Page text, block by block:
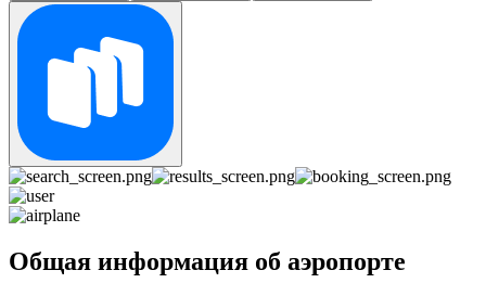
Общая информация об аэропорте